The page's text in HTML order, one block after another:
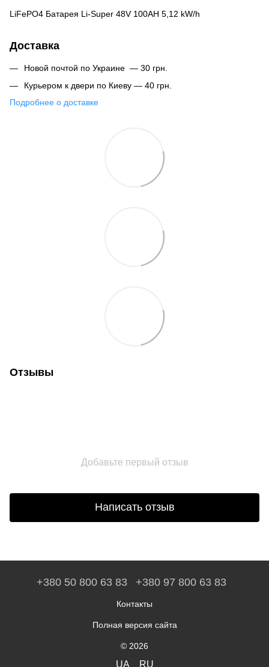
LiFePO4 Батарея Li-Super 48V 100AH 5,12 kW/h
Доставка
Новой почтой по Украине — 30 грн.
Курьером к двери по Киеву — 40 грн.
Подробнее о доставке
Отзывы
Добавьте первый отзыв
Написать отзыв
+380 50 800 63 83 +380 97 800 63 83
Контакты
Полная версия сайта
© 2026
UA RU